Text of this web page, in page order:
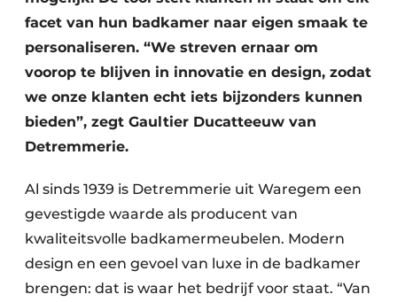
facet van hun badkamer naar eigen smaak te
personaliseren. “We streven ernaar om
voorop te blijven in innovatie en design, zodat
we onze klanten echt iets bijzonders kunnen
bieden”, zegt Gaultier Ducatteeuw van
Detremmerie.
Al sinds 1939 is Detremmerie uit Waregem een
gevestigde waarde als producent van
kwaliteitsvolle badkamermeubelen. Modern
design en een gevoel van luxe in de badkamer
brengen: dat is waar het bedrijf voor staat. “Van